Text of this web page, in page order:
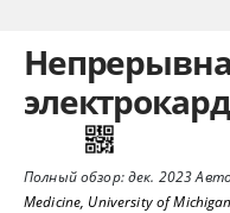
Полный обзор:дек. 2023
Medicine, University of Michigan